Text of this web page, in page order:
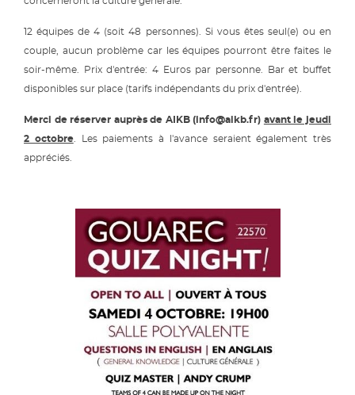
12 équipes de 4 (soit 48 personnes). Si vous êtes seul(e) ou en
couple, aucun problème car les équipes pourront être faites le
soir-même. Prix d'entrée: 4 Euros par personne. Bar et buffet
disponibles sur place (tarifs indépendants du prix d'entrée).
Merci de réserver auprès de AIKB (info@aikb.fr) avant le jeudi
2 octobre. Les paiements à l'avance seraient également très
appréciés.